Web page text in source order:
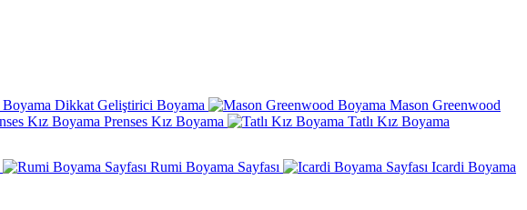
Dikkat Geliştirici Boyama
Mason Greenwood
Prenses Kız Boyama
Tatlı Kız Boyama
Rumi Boyama Sayfası
Icardi Boyama